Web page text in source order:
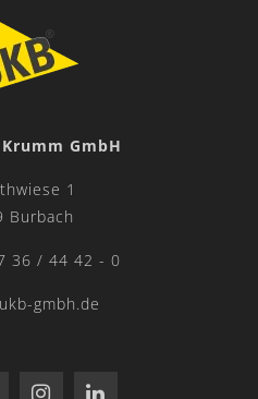
GmbH
1
Burbach
36 / 44 42 - 0
gmbh.de